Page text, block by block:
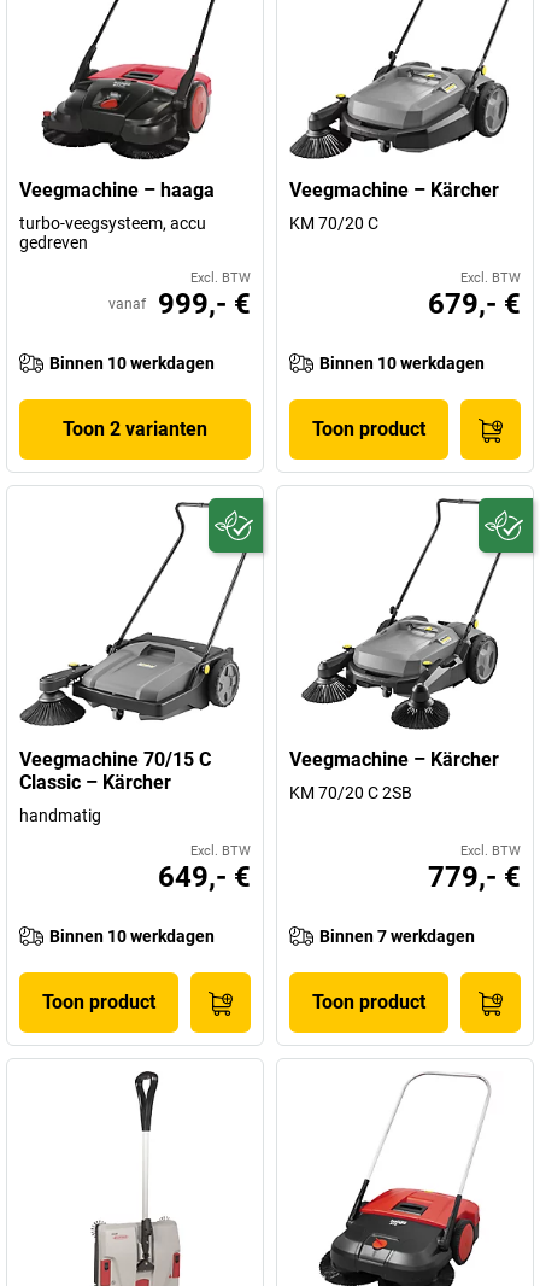
Veegmachine – haaga
turbo-veegsysteem, accu
gedreven
Excl. BTW
vanaf 999,- €
Binnen 10 werkdagen
Toon 2 varianten
Veegmachine – Kärcher
KM 70/20 C
Excl. BTW
679,- €
Binnen 10 werkdagen
Toon product
Veegmachine 70/15 C
Classic – Kärcher
handmatig
Excl. BTW
649,- €
Binnen 10 werkdagen
Toon product
Veegmachine – Kärcher
KM 70/20 C 2SB
Excl. BTW
779,- €
Binnen 7 werkdagen
Toon product